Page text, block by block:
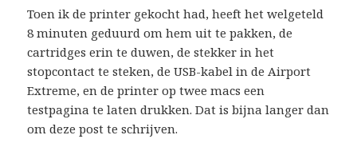
Toen ik de printer gekocht had, heeft het welgeteld
8 minuten geduurd om hem uit te pakken, de
cartridges erin te duwen, de stekker in het
stopcontact te steken, de USB-kabel in de Airport
Extreme, en de printer op twee macs een
testpagina te laten drukken. Dat is bijna langer dan
om deze post te schrijven.